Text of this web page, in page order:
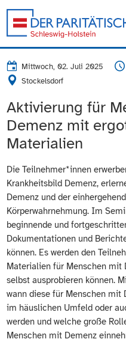
Mittwoch, 02. Juli 2025
Stockelsdorf
Aktivierung für
Demenz mit
Materialien
Die Teilnehmer*innen
Krankheitsbild Demenz,
Demenz und der
Körperwahrnehmung. Im
beginnende und
Dokumentationen und
können. Es werden den
Materialien für Menschen mit
selbst ausprobieren können.
wann diese für Menschen mit
im häuslichen Umfeld oder
werden und welche große
Menschen mit Demenz